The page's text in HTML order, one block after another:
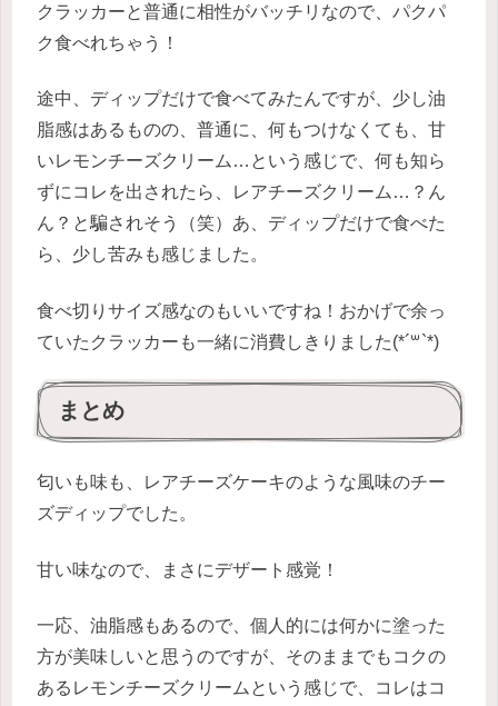
クラッカーと普通に相性がバッチリなので、パクパ
ク食べれちゃう！
途中、ディップだけで食べてみたんですが、少し油
脂感はあるものの、普通に、何もつけなくても、甘
いレモンチーズクリーム…という感じで、何も知ら
ずにコレを出されたら、レアチーズクリーム…？ん
ん？と騙されそう（笑）あ、ディップだけで食べた
ら、少し苦みも感じました。
食べ切りサイズ感なのもいいですね！おかげで余っ
ていたクラッカーも一緒に消費しきりました(*´꒳`*)
まとめ
匂いも味も、レアチーズケーキのような風味のチー
ズディップでした。
甘い味なので、まさにデザート感覚！
一応、油脂感もあるので、個人的には何かに塗った
方が美味しいと思うのですが、そのままでもコクの
あるレモンチーズクリームという感じで、コレはコ